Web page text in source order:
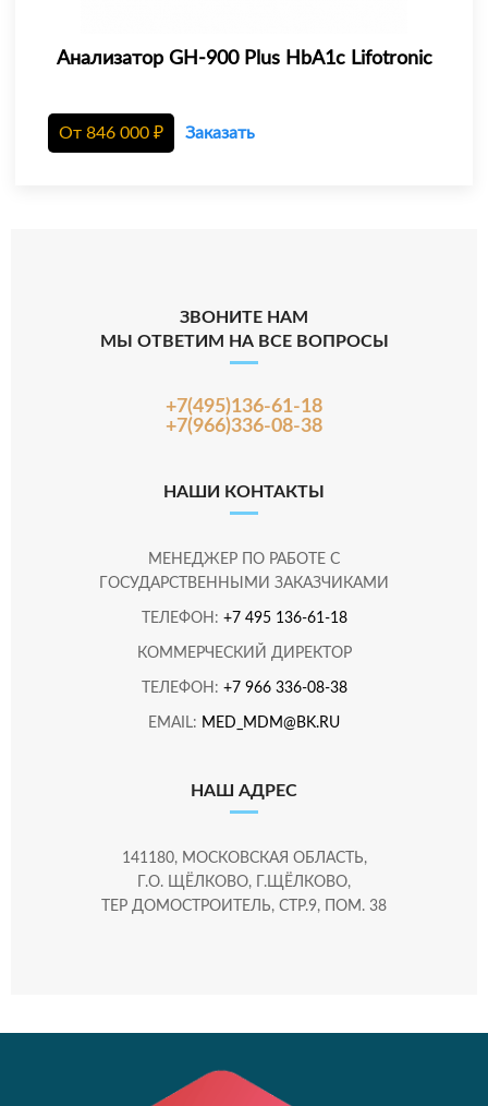
Анализатор GH-900 Plus HbA1c Lifotronic
От 846 000 ₽ Заказать
ЗВОНИТЕ НАМ
МЫ ОТВЕТИМ НА ВСЕ ВОПРОСЫ
+7(495)136-61-18
+7(966)336-08-38
НАШИ КОНТАКТЫ
МЕНЕДЖЕР ПО РАБОТЕ С
ГОСУДАРСТВЕННЫМИ ЗАКАЗЧИКАМИ
ТЕЛЕФОН: +7 495 136-61-18
КОММЕРЧЕСКИЙ ДИРЕКТОР
ТЕЛЕФОН: +7 966 336-08-38
EMAIL: MED_MDM@BK.RU
НАШ АДРЕС
141180, МОСКОВСКАЯ ОБЛАСТЬ,
Г.О. ЩЁЛКОВО, Г.ЩЁЛКОВО,
ТЕР ДОМОСТРОИТЕЛЬ, СТР.9, ПОМ. 38